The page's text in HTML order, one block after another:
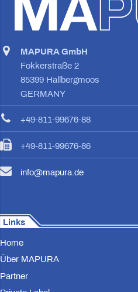
MAPURA GmbH
Fokkerstraße 2
85399 Hallbergmoos
GERMANY
+49-811-99676-88
+49-811-99676-86
info@mapura.de
Links
Home
Über MAPURA
Partner